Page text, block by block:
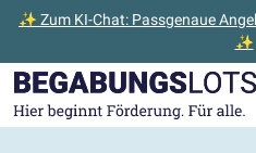
✨ Zum KI-Chat: Passgenaue
✨
Zum Hauptinhalt der Seite
Zur Startseite gehen